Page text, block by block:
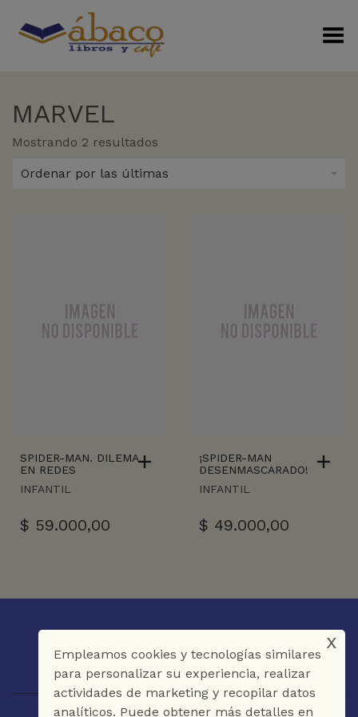
Menú Alterno
MARVEL
Mostrando 2 resultados
Ordenar por las últimas
SPIDER-MAN. DILEMA
EN REDES
INFANTIL
$ 59.000,00
¡SPIDER-MAN
DESENMASCARADO!
INFANTIL
$ 49.000,00
Empleamos cookies y tecnologías similares
para personalizar su experiencia, realizar
actividades de marketing y recopilar datos
analíticos. Puede obtener más detalles en
x